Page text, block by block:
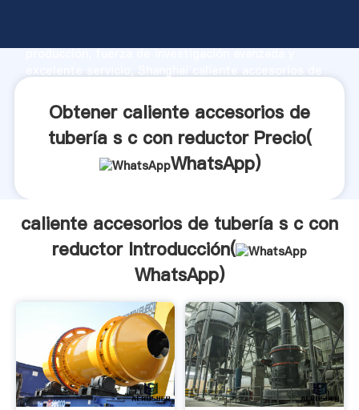
producción, fuerza de investigación avanzada y
aporta valores a todos los clientes.
Obtener caliente accesorios de
tubería s c con reductor Precio(
WhatsApp)
caliente accesorios de tubería s c con
reductor Introducción(
WhatsApp)